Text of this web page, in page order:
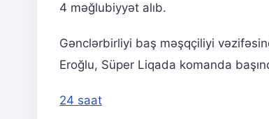
4 məğlubiyyət alıb.
Gənclərbirliyi baş məşqçiliyi
Eroğlu, Süper Liqada komanda
24 saat